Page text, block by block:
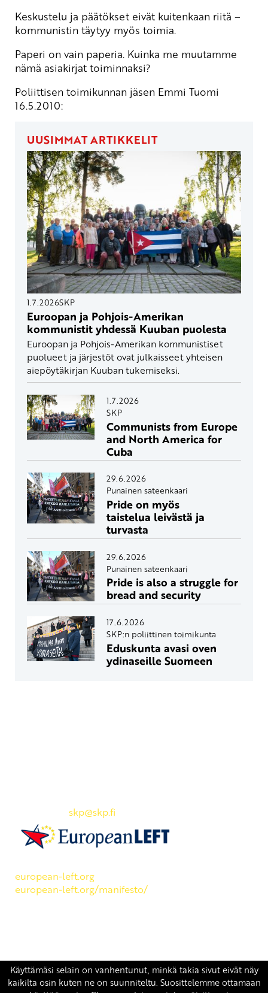
Keskustelu ja päätökset eivät kuitenkaan riitä –
kommunistin täytyy myös toimia.
Paperi on vain paperia. Kuinka me muutamme
nämä asiakirjat toiminnaksi?
Poliittisen toimikunnan jäsen Emmi Tuomi
16.5.2010:
UUSIMMAT ARTIKKELIT
1.7.2026SKP
Euroopan ja Pohjois-Amerikan
kommunistit yhdessä Kuuban puolesta
Euroopan ja Pohjois-Amerikan kommunistiset
puolueet ja järjestöt ovat julkaisseet yhteisen
aiepöytäkirjan Kuuban tukemiseksi.
1.7.2026
SKP
Communists from Europe
and North America for
Cuba
29.6.2026
Punainen sateenkaari
Pride on myös
taistelua leivästä ja
turvasta
29.6.2026
Punainen sateenkaari
Pride is also a struggle for
bread and security
17.6.2026
SKP:n poliittinen toimikunta
Eduskunta avasi oven
ydinaseille Suomeen
skp@skp.fi
european-left.org
european-left.org/manifesto/
Copyright 2026 © SKP| Tietosuojaseloste